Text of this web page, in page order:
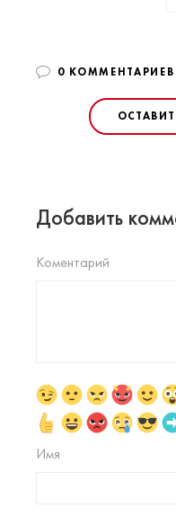
0 КОММЕНТАРИЕВ
Добавить
Коментарий
Имя